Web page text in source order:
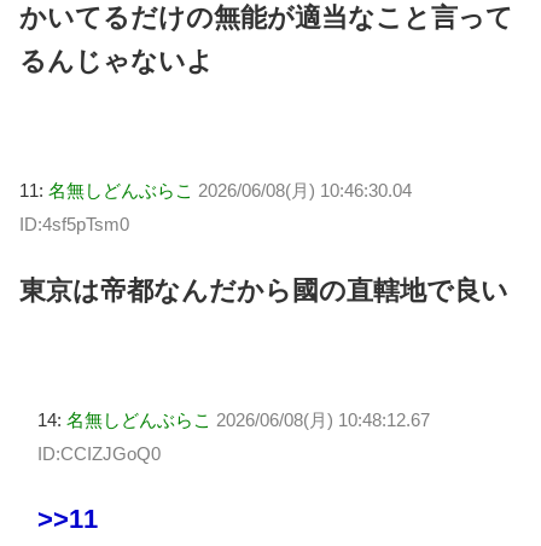
かいてるだけの無能が適当なこと言って
るんじゃないよ
11: 名無しどんぶらこ 2026/06/08(月) 10:46:30.04
ID:4sf5pTsm0
東京は帝都なんだから國の直轄地で良い
14: 名無しどんぶらこ 2026/06/08(月) 10:48:12.67
ID:CCIZJGoQ0
>>11